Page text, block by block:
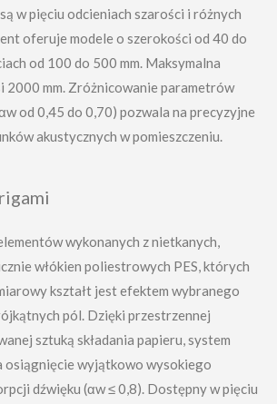
w pięciu odcieniach szarości i różnych
oferuje modele o szerokości od 40 do
od 100 do 500 mm. Maksymalna
2000 mm. Zróżnicowanie parametrów
od 0,45 do 0,70) pozwala na precyzyjne
akustycznych w pomieszczeniu.
wykonanych z nietkanych,
włókien poliestrowych PES, których
kształt jest efektem wybranego
pól. Dzięki przestrzennej
sztuką składania papieru, system
osiągnięcie wyjątkowo wysokiego
dźwięku (αw ≤ 0,8). Dostępny w pięciu